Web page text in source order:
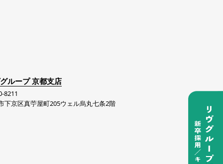
ループ 京都支店
8211
下京区真苧屋町205ウェル烏丸七条2階